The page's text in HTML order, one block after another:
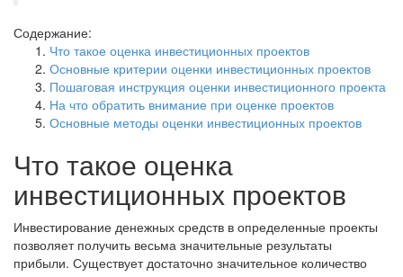
Содержание:
Что такое оценка инвестиционных проектов
Основные критерии оценки инвестиционных проектов
Пошаговая инструкция оценки инвестиционного проекта
На что обратить внимание при оценке проектов
Основные методы оценки инвестиционных проектов
Что такое оценка
инвестиционных проектов
Инвестирование денежных средств в определенные проекты
позволяет получить весьма значительные результаты
прибыли. Существует достаточно значительное количество